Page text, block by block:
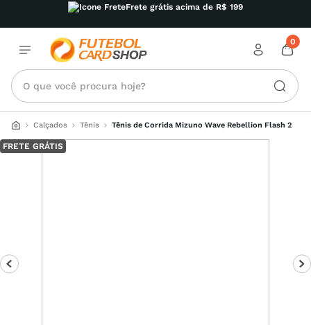
Frete grátis acima de R$ 199
0
O que você procura hoje?
Calçados Tênis Tênis de Corrida Mizuno Wave Rebellion Flash 2
FRETE GRÁTIS